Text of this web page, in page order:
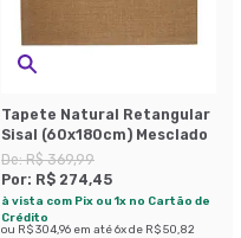
Tapete Natural Retangular
Sisal (60x180cm) Mesclado
De:R$ 369,99
Por: R$ 274,45
à vista com Pix ou 1x no Cartão de
Crédito
ou R$ 304,96 em até6x de R$ 50,82